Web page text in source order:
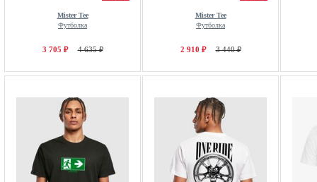
Mister Tee
Футболка
3 705 ₽ 4 635 ₽
Mister Tee
Футболка
2 910 ₽ 3 440 ₽